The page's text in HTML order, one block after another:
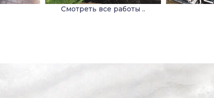
Смотреть все работы ..